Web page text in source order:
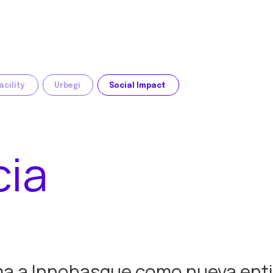
Urbegi Social Impact